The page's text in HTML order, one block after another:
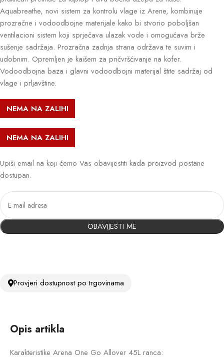
Aquabreathe, novi sistem za kontrolu vlage iz Arene, kombinuje
prozračne i vodoodbojne materijale kako bi stvorio poboljšan
ventilacioni sistem koji sprječava ulazak vode i omogućava brže
sušenje sadržaja. Prozračna zadnja strana održava te suvim i
udobnim. Opremljen je kaišem za pričvršćivanje na kofer.
Vodoodbojna baza i glavni vodoodbojni materijal štite sadržaj od
vlage i prljavštine.
NEMA NA ZALIHI
NEMA NA ZALIHI
Upiši email na koji ćemo Vas obavijestiti kada proizvod postane
dostupan.
OBAVIJESTI ME
Provjeri dostupnost po trgovinama
Opis artikla
Karakteristike Arena One Go Allover 45L ranca: